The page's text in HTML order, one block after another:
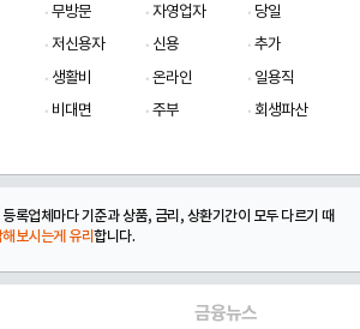
무방문 자영업자
당일
저신용자 신용
추가
생활비 온라인
일용직
비대면 주부
회생파산
록업체마다 기준과 상품, 금리, 상환기간이 모두 다르기 때
보시는게 유리합니다.
금융뉴스